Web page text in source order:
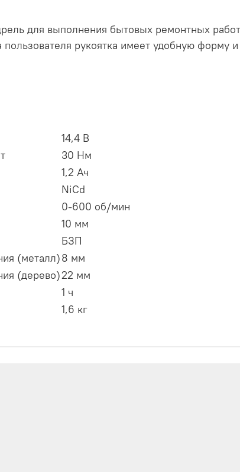
для выполнения бытовых ремонтных
рукоятка имеет удобную форму
14,4 В
30 Нм
1,2 Ач
NiCd
0-600 об/мин
10 мм
БЗП
(металл)8 мм
(дерево)22 мм
1 ч
1,6 кг